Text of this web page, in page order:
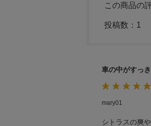
この商品の
投稿数： 1
車の中がすっ
mary01
シトラスの爽